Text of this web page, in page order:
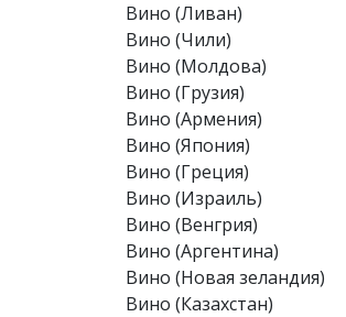
Вино (Ливан)
Вино (Чили)
Вино (Молдова)
Вино (Грузия)
Вино (Армения)
Вино (Япония)
Вино (Греция)
Вино (Израиль)
Вино (Венгрия)
Вино (Аргентина)
Вино (Новая зеландия)
Вино (Казахстан)